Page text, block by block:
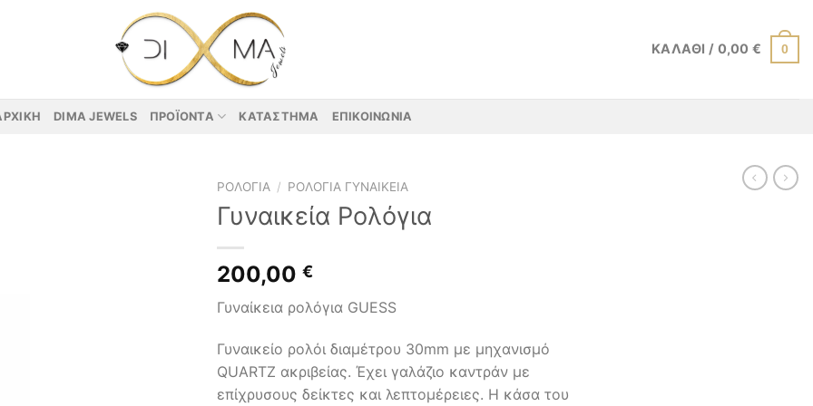
ΚΑΛΆΘΙ / 0,00€ 0
DIMA JEWELS ΠΡΟΪΌΝΤΑ ΚΑΤΆΣΤΗΜΑ ΕΠΙΚΟΙΝΩΝΊΑ
ΡΟΛΌΓΙΑ / ΡΟΛΌΓΙΑ ΓΥΝΑΙΚΕΊΑ
Γυναικεία Ρολόγια
200,00 €
Γυναίκεια ρολόγια GUESS
Γυναικείο ρολόι διαμέτρου 30mm με μηχανισμό
QUARTZ ακριβείας. Έχει γαλάζιο καντράν με
επίχρυσους δείκτες και λεπτομέρειες. Η κάσα του